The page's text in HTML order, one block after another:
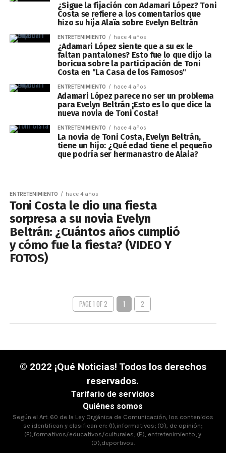
¿Sigue la fijación con Adamari López? Toni
Costa se refiere a los comentarios que
hizo su hija Alaïa sobre Evelyn Beltrán
ENTRETENIMIENTO hace 4 años
¿Adamari López siente que a su ex le
faltan pantalones? Esto fue lo que dijo la
boricua sobre la participación de Toni
Costa en "La Casa de los Famosos"
ENTRETENIMIENTO hace 4 años
Adamari López parece no ser un problema
para Evelyn Beltrán ¡Esto es lo que dice la
nueva novia de Toni Costa!
ENTRETENIMIENTO hace 4 años
La novia de Toni Costa, Evelyn Beltrán,
tiene un hijo: ¿Qué edad tiene el pequeño
que podría ser hermanastro de Alaia?
ENTRETENIMIENTO hace 4 años
Toni Costa le dio una fiesta
sorpresa a su novia Evelyn
Beltrán: ¿Cuántos años cumplió
y cómo fue la fiesta? (VIDEO Y
FOTOS)
PAGE 1 OF 2 1 2
© 2022 ¡Qué Noticias! Todos los derechos
reservados.
Tarifario de servicios
Quiénes somos
Según el Art. 60 de la Ley Orgánica de Comunicación, los contenidos
se identifican y clasifican en: (I),informativos; (O), de opinión;
(F),formativos/educativos/culturales; (E), entretenimiento; y
(D),deportivos.